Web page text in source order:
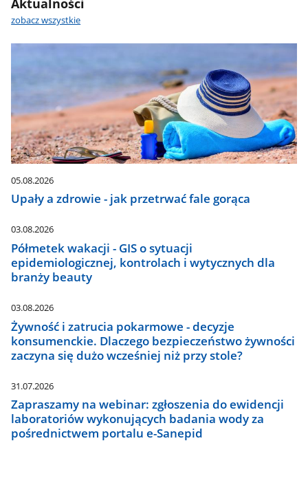
zobacz wszystkie
05.08.2026
Upały a zdrowie - jak przetrwać fale gorąca
03.08.2026
Półmetek wakacji - GIS o sytuacji
epidemiologicznej, kontrolach i wytycznych dla
branży beauty
03.08.2026
Żywność i zatrucia pokarmowe - decyzje
konsumenckie. Dlaczego bezpieczeństwo żywności
zaczyna się dużo wcześniej niż przy stole?
31.07.2026
Zapraszamy na webinar: zgłoszenia do ewidencji
laboratoriów wykonujących badania wody za
pośrednictwem portalu e-Sanepid